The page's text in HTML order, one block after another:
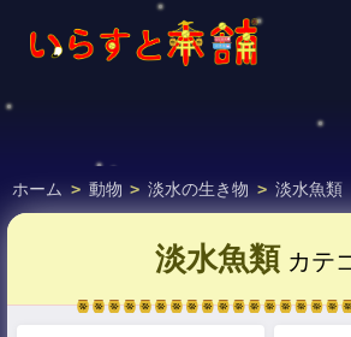
ホーム > 動物 > 淡水の生き物 > 淡水魚類
淡水魚類 カテ